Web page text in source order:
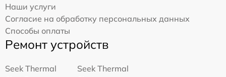
Наши услуги
Согласие на обработку персональных данных
Способы оплаты
Ремонт устройств
Seek Thermal
Seek Thermal